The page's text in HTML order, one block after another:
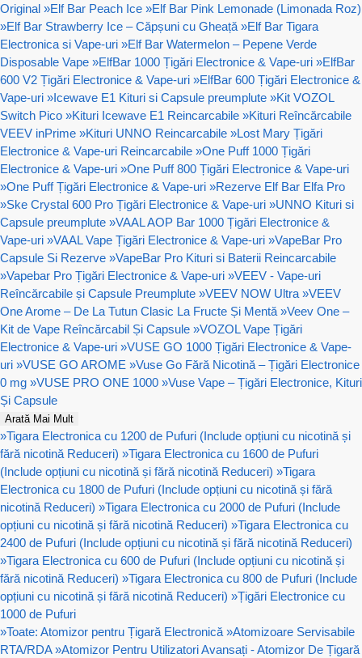
Original »Elf Bar Peach Ice »Elf Bar Pink Lemonade (Limonada Roz)
»Elf Bar Strawberry Ice – Căpșuni cu Gheață »Elf Bar Tigara
Electronica si Vape-uri »Elf Bar Watermelon – Pepene Verde
Disposable Vape »ElfBar 1000 Țigări Electronice & Vape-uri »ElfBar
600 V2 Țigări Electronice & Vape-uri »ElfBar 600 Țigări Electronice &
Vape-uri »Icewave E1 Kituri si Capsule preumplute »Kit VOZOL
Switch Pico »Kituri Icewave E1 Reincarcabile »Kituri Reîncărcabile
VEEV inPrime »Kituri UNNO Reincarcabile »Lost Mary Țigări
Electronice & Vape-uri Reincarcabile »One Puff 1000 Țigări
Electronice & Vape-uri »One Puff 800 Țigări Electronice & Vape-uri
»One Puff Țigări Electronice & Vape-uri »Rezerve Elf Bar Elfa Pro
»Ske Crystal 600 Pro Țigări Electronice & Vape-uri »UNNO Kituri si
Capsule preumplute »VAAL AOP Bar 1000 Țigări Electronice &
Vape-uri »VAAL Vape Țigări Electronice & Vape-uri »VapeBar Pro
Capsule Si Rezerve »VapeBar Pro Kituri si Baterii Reincarcabile
»Vapebar Pro Țigări Electronice & Vape-uri »VEEV - Vape-uri
Reîncărcabile și Capsule Preumplute »VEEV NOW Ultra »VEEV
One Arome – De La Tutun Clasic La Fructe Și Mentă »Veev One –
Kit de Vape Reîncărcabil Și Capsule »VOZOL Vape Țigări
Electronice & Vape-uri »VUSE GO 1000 Țigări Electronice & Vape-
uri »VUSE GO AROME »Vuse Go Fără Nicotină – Țigări Electronice
0 mg »VUSE PRO ONE 1000 »Vuse Vape – Țigări Electronice, Kituri
Și Capsule
Arată Mai Mult
»Tigara Electronica cu 1200 de Pufuri (Include opțiuni cu nicotină și
fără nicotină Reduceri) »Tigara Electronica cu 1600 de Pufuri
(Include opțiuni cu nicotină și fără nicotină Reduceri) »Tigara
Electronica cu 1800 de Pufuri (Include opțiuni cu nicotină și fără
nicotină Reduceri) »Tigara Electronica cu 2000 de Pufuri (Include
opțiuni cu nicotină și fără nicotină Reduceri) »Tigara Electronica cu
2400 de Pufuri (Include opțiuni cu nicotină și fără nicotină Reduceri)
»Tigara Electronica cu 600 de Pufuri (Include opțiuni cu nicotină și
fără nicotină Reduceri) »Tigara Electronica cu 800 de Pufuri (Include
opțiuni cu nicotină și fără nicotină Reduceri) »Țigări Electronice cu
1000 de Pufuri
»Toate: Atomizor pentru Țigară Electronică »Atomizoare Servisabile
RTA/RDA »Atomizor Pentru Utilizatori Avansați - Atomizor De Țigară